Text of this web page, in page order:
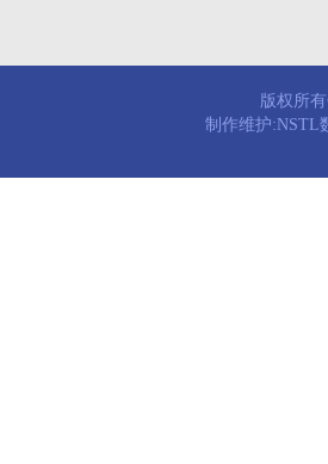
版权所
制作维护:NSTL